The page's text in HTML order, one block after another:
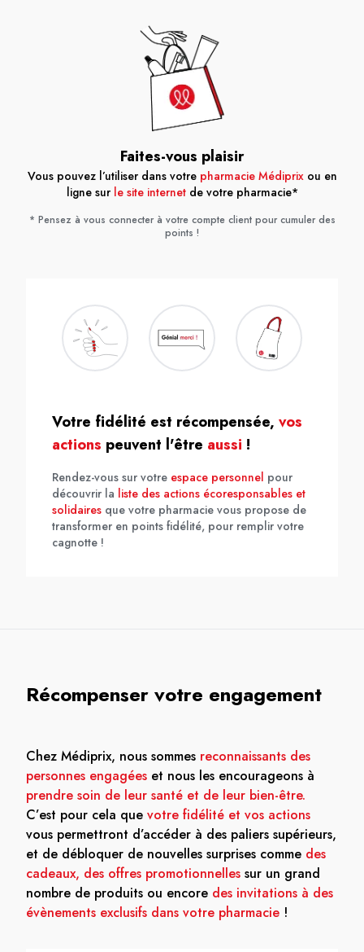
Faites-vous plaisir
Vous pouvez l’utiliser dans votre pharmacie Médiprixou en
ligne sur le site internetde votre pharmacie*
* Pensez à vous connecter à votre compte client pour cumuler des
points !
Votre fidélité est récompensée, vos
actions peuvent l'être aussi !
Rendez-vous sur votre espace personnel pour
découvrir la liste des actions écoresponsables et
solidaires que votre pharmacie vous propose de
transformer en points fidélité, pour remplir votre
cagnotte !
Récompenser votre engagement
Chez Médiprix, nous sommes reconnaissants des
personnes engagées et nous les encourageons à
prendre soin de leur santé et de leur bien-être.
C’est pour cela que votre fidélité et vos actions
vous permettront d’accéder à des paliers supérieurs,
et de débloquer de nouvelles surprises comme des
cadeaux, des offres promotionnelles sur un grand
nombre de produits ou encore des invitations à des
évènements exclusifs dans votre pharmacie !